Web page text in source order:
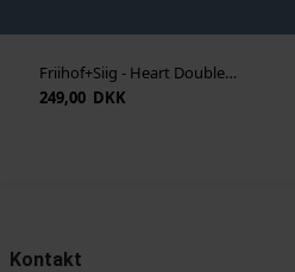
Vis cookie detaljer
Friihof+Siig - Heart Double Øreringe - Guld
249,00 DKK
Kontakt